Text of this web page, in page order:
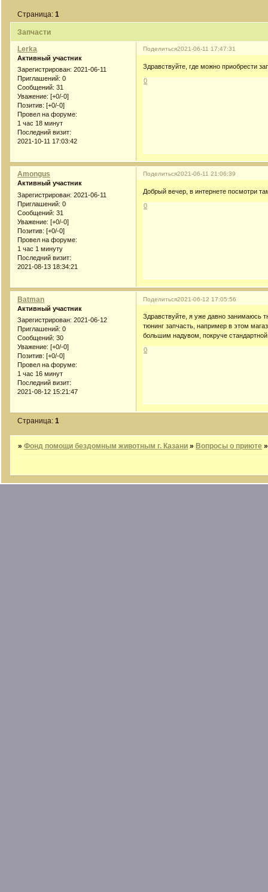
Запчасти
Страница:1
Поделиться2021-06-11 17:47:31
Lerka
Активный участник
Зарегистрирован: 2021-06-11
Приглашений: 0
Сообщений: 31
Уважение: [+0/-0]
Позитив: [+0/-0]
Провел на форуме:
1 час 18 минут
Последний визит:
2021-10-11 17:03:42
Здравствуйте, где можно приобрести
0
Поделиться2021-06-11 21:06:39
Amongus
Активный участник
Зарегистрирован: 2021-06-11
Приглашений: 0
Сообщений: 31
Уважение: [+0/-0]
Позитив: [+0/-0]
Провел на форуме:
1 час 1 минуту
Последний визит:
2021-08-13 18:34:21
Добрый вечер, в интернете посмотри
0
Поделиться2021-06-12 17:05:56
Batman
Активный участник
Зарегистрирован: 2021-06-12
Приглашений: 0
Сообщений: 30
Уважение: [+0/-0]
Позитив: [+0/-0]
Провел на форуме:
1 час 16 минут
Последний визит:
2021-08-12 15:21:47
Здравствуйте, я уже давно занимаюсь
тюнинг запчасть, например в этом
большим надувом, покруче
0
Страница:1
»Фонд помощи бездомным животным г. Казани » Вопросы о приюте